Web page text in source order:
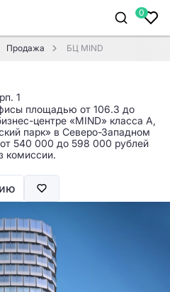
0
Продажа БЦ MIND
1
площадью от 106.3 до
центре «MIND» класса A,
парк» в Северо-Западном
540 000 до 598 000 рублей
комиссии.